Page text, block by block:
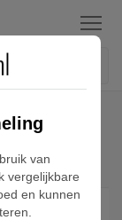
Menu
van
vergelijkbare
en kunnen